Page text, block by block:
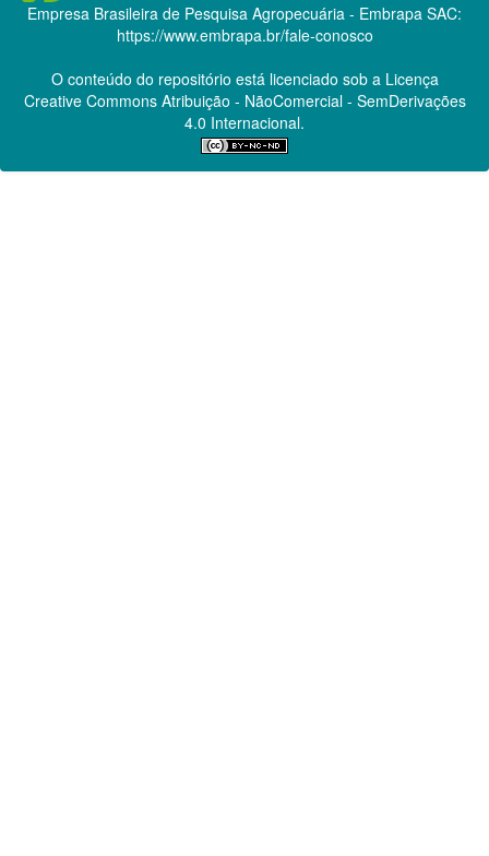
Empresa Brasileira de Pesquisa Agropecuária - Embrapa SAC:
https://www.embrapa.br/fale-conosco
O conteúdo do repositório está licenciado sob a Licença
Creative CommonsAtribuição - NãoComercial - SemDerivações
4.0 Internacional.